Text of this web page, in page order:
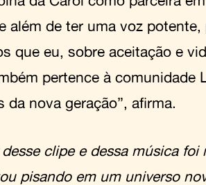
além de ter uma voz
que eu, sobre aceitação e
pertence à comunidade
da nova geração”, afirma.
desse clipe e dessa música
pisando em um universo